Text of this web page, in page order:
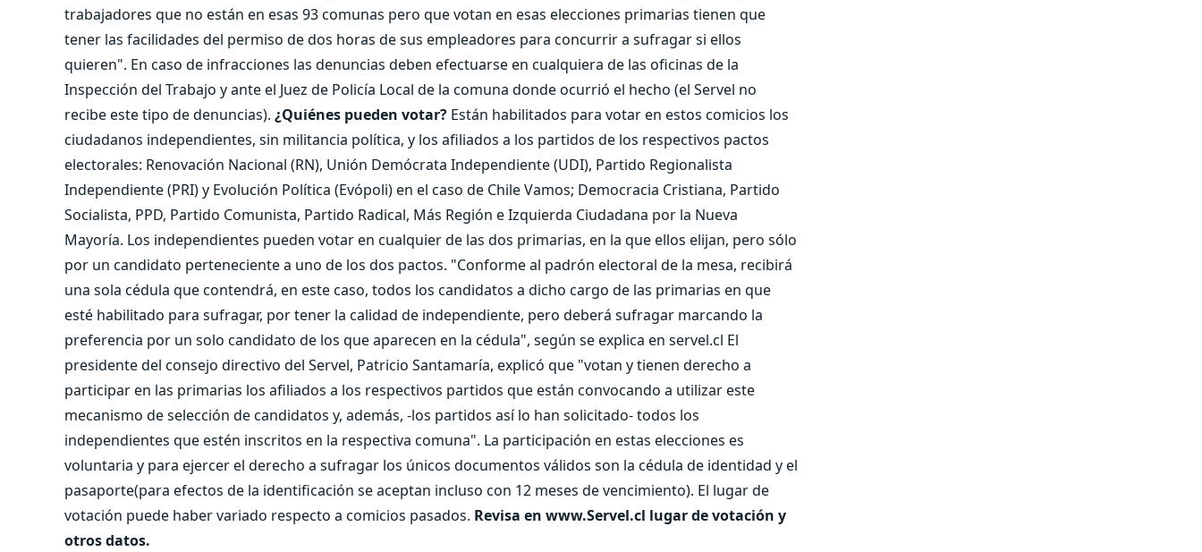
trabajadores que no están en esas 93 comunas pero que votan en esas elecciones primarias tienen que
tener las facilidades del permiso de dos horas de sus empleadores para concurrir a sufragar si ellos
quieren". En caso de infracciones las denuncias deben efectuarse en cualquiera de las oficinas de la
Inspección del Trabajo y ante el Juez de Policía Local de la comuna donde ocurrió el hecho (el Servel no
recibe este tipo de denuncias). ¿Quiénes pueden votar? Están habilitados para votar en estos comicios los
ciudadanos independientes, sin militancia política, y los afiliados a los partidos de los respectivos pactos
electorales: Renovación Nacional (RN), Unión Demócrata Independiente (UDI), Partido Regionalista
Independiente (PRI) y Evolución Política (Evópoli) en el caso de Chile Vamos; Democracia Cristiana, Partido
Socialista, PPD, Partido Comunista, Partido Radical, Más Región e Izquierda Ciudadana por la Nueva
Mayoría. Los independientes pueden votar en cualquier de las dos primarias, en la que ellos elijan, pero sólo
por un candidato perteneciente a uno de los dos pactos. "Conforme al padrón electoral de la mesa, recibirá
una sola cédula que contendrá, en este caso, todos los candidatos a dicho cargo de las primarias en que
esté habilitado para sufragar, por tener la calidad de independiente, pero deberá sufragar marcando la
preferencia por un solo candidato de los que aparecen en la cédula", según se explica en servel.cl El
presidente del consejo directivo del Servel, Patricio Santamaría, explicó que "votan y tienen derecho a
participar en las primarias los afiliados a los respectivos partidos que están convocando a utilizar este
mecanismo de selección de candidatos y, además, -los partidos así lo han solicitado- todos los
independientes que estén inscritos en la respectiva comuna". La participación en estas elecciones es
voluntaria y para ejercer el derecho a sufragar los únicos documentos válidos son la cédula de identidad y el
pasaporte(para efectos de la identificación se aceptan incluso con 12 meses de vencimiento). El lugar de
votación puede haber variado respecto a comicios pasados. Revisa en www.Servel.cl lugar de votación y
otros datos.